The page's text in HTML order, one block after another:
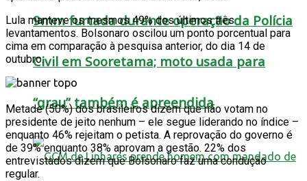
9mm furtada durante operação da Polícia
Civil em Sooretama; moto usada para
“grau” também é apreendida
Lula manteve os mesmos 49% dos últimos três
levantamentos. Bolsonaro oscilou um ponto porcentual para
cima em comparação à pesquisa anterior, do dia 14 de
outubro.
Metade (50%) dos brasileiros dizem que não votam no
presidente de jeito nenhum – ele segue liderando no índice –
enquanto 46% rejeitam o petista. A reprovação do governo é
de 39% enquanto 38% aprovam a gestão. 22% dos
entrevistados dizem que Bolsonaro faz uma condução
regular.